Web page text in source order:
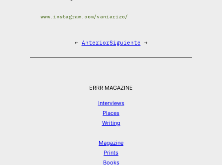
www.instagram.com/vaniarizo/
← AnteriorSiguiente →
ERRR MAGAZINE
Interviews
Places
Writing
Magazine
Prints
Books